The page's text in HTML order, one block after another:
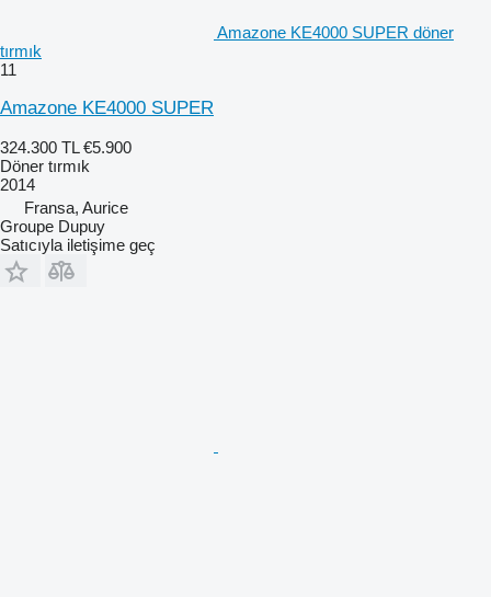
Amazone KE4000 SUPER döner
tırmık
11
Amazone KE4000 SUPER
324.300 TL €5.900
Döner tırmık
2014
Fransa, Aurice
Groupe Dupuy
Satıcıyla iletişime geç